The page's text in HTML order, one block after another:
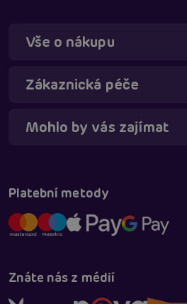
Vše o nákupu
Zákaznická péče
Mohlo by vás zajímat
Platební metody
Znáte nás z médií
Táňa - virtuální asistentka